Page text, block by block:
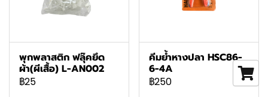
พุกพลาสติก ฟลุ๊คยึด
ผ้า(ผีเสื้อ) L-AN002
฿25
คีมย้ำหางปลา HSC86-
6-4A
฿250